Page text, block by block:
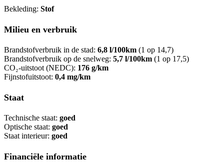
Bekleding: Stof
Milieu en verbruik
Brandstofverbruik in de stad: 6,8 l/100km (1 op 14,7)
Brandstofverbruik op de snelweg: 5,7 l/100km (1 op 17,5)
CO₂-uitstoot (NEDC): 176 g/km
Fijnstofuitstoot: 0,4 mg/km
Staat
Technische staat: goed
Optische staat: goed
Staat interieur: goed
Financiële informatie